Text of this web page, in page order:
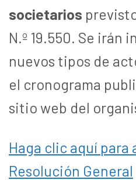
societarios
N.º 19.550. Se irán
nuevos tipos de
el cronograma
sitio web del
Haga clic aquí para
Resolución General